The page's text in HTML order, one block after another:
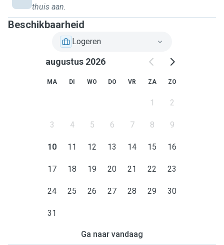
thuis aan.
Beschikbaarheid
Logeren
augustus 2026
MA DI WO DO VR ZA ZO
1 2
3 4 5 6 7 8 9
10 11 12 13 14 15 16
17 18 19 20 21 22 23
24 25 26 27 28 29 30
31
Ga naar vandaag